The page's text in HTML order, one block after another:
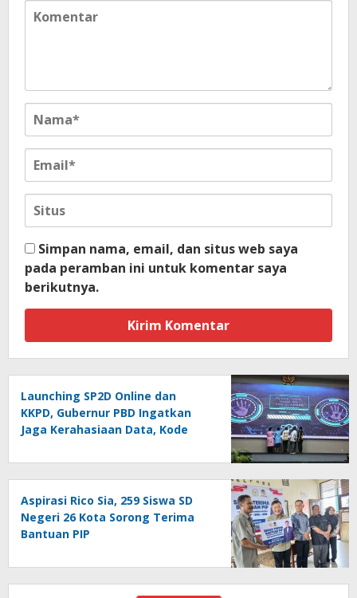
Simpan nama, email, dan situs web saya
pada peramban ini untuk komentar saya
berikutnya.
Launching SP2D Online dan
KKPD, Gubernur PBD Ingatkan
Jaga Kerahasiaan Data, Kode
Aspirasi Rico Sia, 259 Siswa SD
Negeri 26 Kota Sorong Terima
Bantuan PIP